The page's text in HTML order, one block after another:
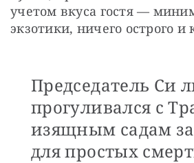
учетом вкуса гостя —
экзотики, ничего острого и
Председатель Си
прогуливался с
изящным садам
для простых